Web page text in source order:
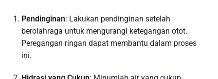
Pendinginan: Lakukan pendinginan setelah
berolahraga untuk mengurangi ketegangan otot.
Peregangan ringan dapat membantu dalam proses
ini.